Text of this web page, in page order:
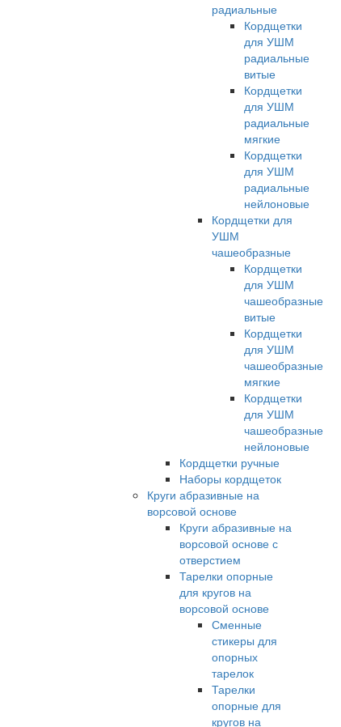
радиальные
Кордщетки
для УШМ
радиальные
витые
Кордщетки
для УШМ
радиальные
мягкие
Кордщетки
для УШМ
радиальные
нейлоновые
Кордщетки для
УШМ
чашеобразные
Кордщетки
для УШМ
чашеобразные
витые
Кордщетки
для УШМ
чашеобразные
мягкие
Кордщетки
для УШМ
чашеобразные
нейлоновые
Кордщетки ручные
Наборы кордщеток
Круги абразивные на
ворсовой основе
Круги абразивные на
ворсовой основе с
отверстием
Тарелки опорные
для кругов на
ворсовой основе
Сменные
стикеры для
опорных
тарелок
Тарелки
опорные для
кругов на